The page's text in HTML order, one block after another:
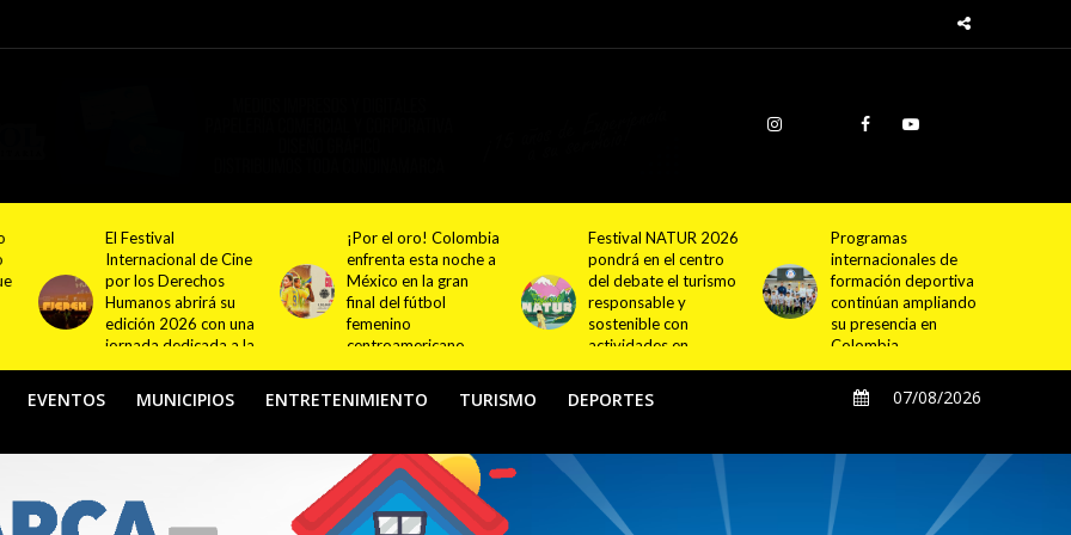
¡Por el oro! Colombia
enfrenta esta noche a
México en la gran
final del fútbol
femenino
centroamericano
Festival NATUR 2026
pondrá en el centro
del debate el turismo
responsable y
sostenible con
actividades en
Bogotá y Guasca
Programas
internacionales de
formación deportiva
continúan ampliando
su presencia en
Colombia
Cundinamarca
proyecta la
construcción de
4.000 nuevas
viviendas en 12
municipios
EVENTOS MUNICIPIOS ENTRETENIMIENTO TURISMO DEPORTES 07/08/2026